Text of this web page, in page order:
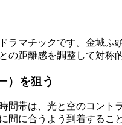
ラマチックです。金城
距離感を調整して対称
）を狙う
間帯は、光と空のコン
間に合うよう到着するこ